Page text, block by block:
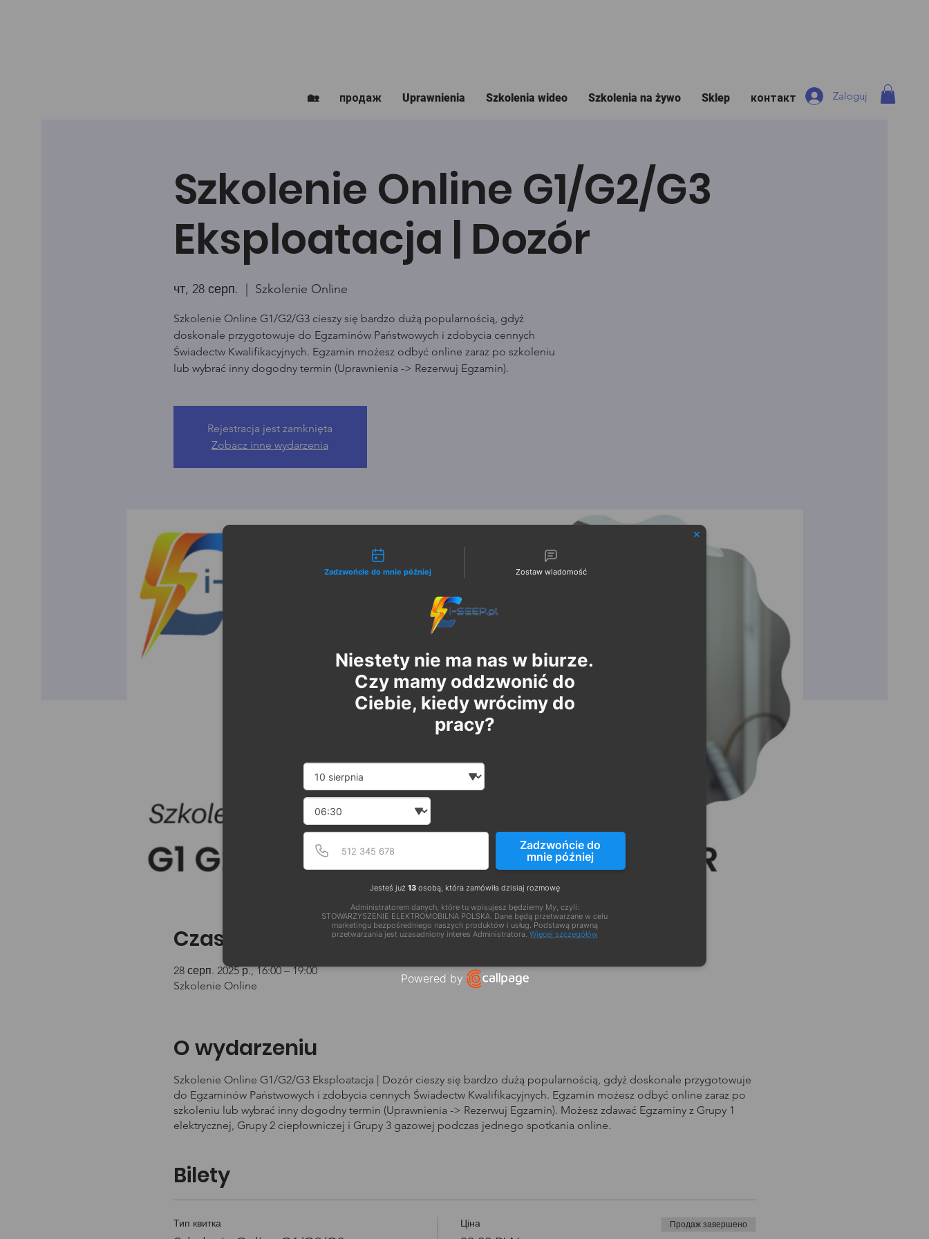
🏡 продаж Uprawnienia Szkolenia wideo Szkolenia na żywo Sklep контакт Zaloguj
Szkolenie Online G1/G2/G3
Eksploatacja | Dozór
чт, 28 серп.
  |
Szkolenie Online
Szkolenie Online G1/G2/G3 cieszy się bardzo dużą popularnością, gdyż
doskonale przygotowuje do Egzaminów Państwowych i zdobycia cennych
Świadectw Kwalifikacyjnych. Egzamin możesz odbyć online zaraz po szkoleniu
lub wybrać inny dogodny termin (Uprawnienia -> Rezerwuj Egzamin).
Rejestracja jest zamknięta
Zobacz inne wydarzenia
Czas i lokalizacja
28 серп. 2025 р., 16:00 – 19:00
Szkolenie Online
O wydarzeniu
Szkolenie Online G1/G2/G3 Eksploatacja | Dozór cieszy się bardzo dużą popularnością, gdyż doskonale przygotowuje
do Egzaminów Państwowych i zdobycia cennych Świadectw Kwalifikacyjnych. Egzamin możesz odbyć online zaraz po
szkoleniu lub wybrać inny dogodny termin (Uprawnienia -> Rezerwuj Egzamin). Możesz zdawać Egzaminy z Grupy 1
elektrycznej, Grupy 2 ciepłowniczej i Grupy 3 gazowej podczas jednego spotkania online.
Bilety
Тип квитка Ціна Продаж завершено
Możliwości kontaktu
Zadzwońcie do mnie później Zostaw wiadomość
Niestety nie ma nas w biurze.
Czy mamy oddzwonić do
Ciebie, kiedy wrócimy do
pracy?
Date and time slection for scheduled call
Wybierz datę
Wybierz godzinę
Numer telefonu
Podaj poprawny numer telefonu w formacie E164
Zadzwońcie do
mnie później
Jesteś już 13osobą, która zamówiła dzisiaj rozmowę
Administratorem danych, które tu wpisujesz będziemy My, czyli:
STOWARZYSZENIE ELEKTROMOBILNA POLSKA. Dane będą przetwarzane w celu
marketingu bezpośredniego naszych produktów i usług. Podstawą prawną
przetwarzania jest uzasadniony interes Administratora. Więcej szczegółów
Powered by